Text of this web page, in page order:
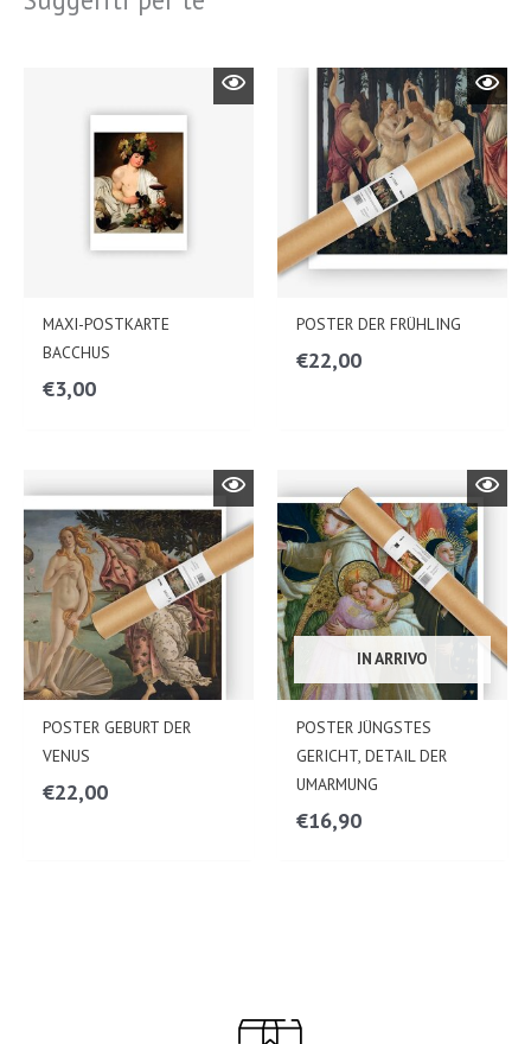
MAXI-POSTKARTE
BACCHUS
€3,00
POSTER DER FRÜHLING
€22,00
POSTER GEBURT DER
VENUS
€22,00
IN ARRIVO
POSTER JÜNGSTES
GERICHT, DETAIL DER
UMARMUNG
€16,90